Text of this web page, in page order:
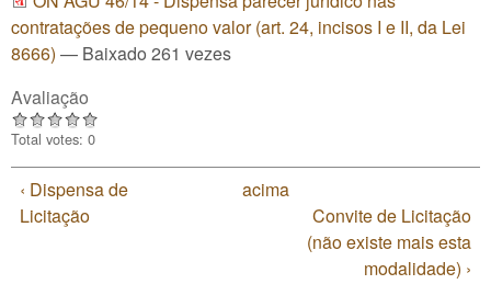
contratações de pequeno valor (art. 24, incisos I e II, da Lei
8666) — Baixado 261 vezes
Avaliação
Total votes: 0
‹ Dispensa de
Licitação
acima
Convite de Licitação
(não existe mais esta
modalidade) ›